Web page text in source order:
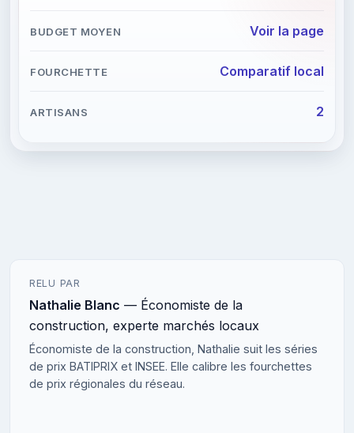
Voir la page
Comparatif local
2
RELU PAR
Nathalie Blanc — Économiste de la
construction, experte marchés locaux
Économiste de la construction, Nathalie suit les séries
de prix BATIPRIX et INSEE. Elle calibre les fourchettes
de prix régionales du réseau.